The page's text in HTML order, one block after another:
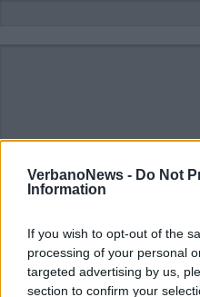
VerbanoNews - Do Not
Information
If you wish to opt-out of the
processing of your personal
targeted advertising by us,
section to confirm your